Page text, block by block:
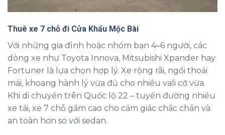
Thuê xe 7 chỗ đi Cửa Khẩu Mộc Bài
Với những gia đình hoặc nhóm bạn 4–6 người, các
dòng xe như Toyota Innova, Mitsubishi Xpander hay
Fortuner là lựa chọn hợp lý. Xe rộng rãi, ngồi thoải
mái, khoang hành lý vừa đủ cho nhiều vali cỡ vừa.
Khi di chuyển trên Quốc lộ 22 – tuyến đường nhiều
xe tải, xe 7 chỗ gầm cao cho cảm giác chắc chắn và
an toàn hơn so với sedan.